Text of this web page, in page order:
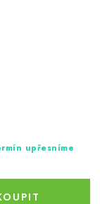
upřesníme